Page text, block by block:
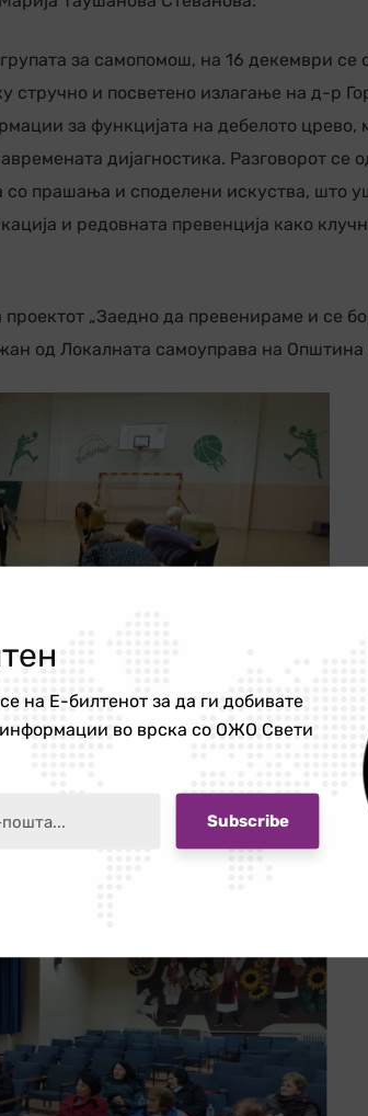
за самопомош, на 16 декември се
стручно и посветено излагање на д-р
за функцијата на дебелото црево,
дијагностика. Разговорот се
прашања и споделени искуства, што
и редовната превенција како
„Заедно да превенираме и се
од Локалната самоуправа на
на Е-билтенот за да ги добивате
информации во врска со ОЖО Свети